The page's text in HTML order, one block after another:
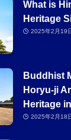
What is
Heritage
2025年2月19
Buddhist
Horyu-ji
Heritage
2025年2月18